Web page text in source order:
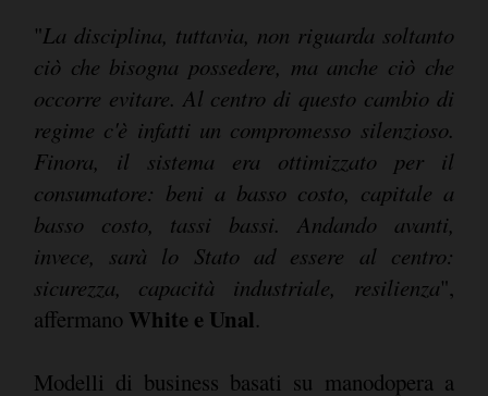
"La disciplina, tuttavia, non riguarda soltanto
ciò che bisogna possedere, ma anche ciò che
occorre evitare. Al centro di questo cambio di
regime c'è infatti un compromesso silenzioso.
Finora, il sistema era ottimizzato per il
consumatore: beni a basso costo, capitale a
basso costo, tassi bassi. Andando avanti,
invece, sarà lo Stato ad essere al centro:
sicurezza, capacità industriale, resilienza",
affermano White e Unal.
Modelli di business basati su manodopera a